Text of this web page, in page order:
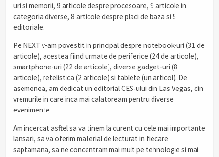
uri si memorii, 9 articole despre procesoare, 9 articole in
categoria diverse, 8 articole despre placi de baza si 5
editoriale.
Pe NEXT v-am povestit in principal despre notebook-uri (31 de
articole), acestea fiind urmate de periferice (24 de articole),
smartphone-uri (22 de articole), diverse gadget-uri (8
articole), retelistica (2 articole) si tablete (un articol). De
asemenea, am dedicat un editorial CES-ului din Las Vegas, din
vremurile in care inca mai calatoream pentru diverse
evenimente.
Am incercat asftel sa va tinem la curent cu cele mai importante
lansari, sa va oferim material de lecturat in fiecare
saptamana, sa ne concentram mai mult pe tehnologie si mai